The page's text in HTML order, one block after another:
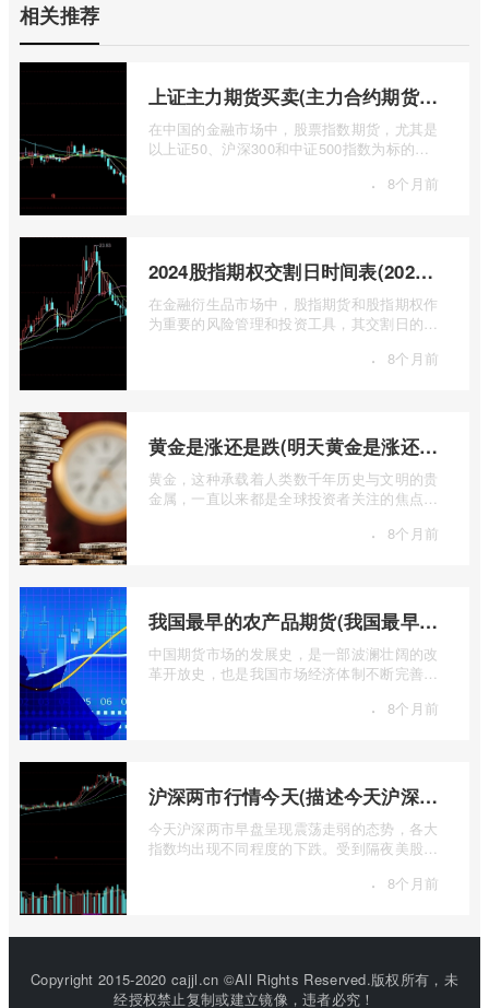
相关推荐
上证主力期货买卖(主力合约期货市场大盘)
在中国的金融市场中，股票指数期货，尤其是
以上证50、沪深300和中证500指数为标的的
· 8个月前
2024股指期权交割日时间表(2024股指期货交割日)
在金融衍生品市场中，股指期货和股指期权作
为重要的风险管理和投资工具，其交割日的设
· 8个月前
黄金是涨还是跌(明天黄金是涨还是跌)
黄金，这种承载着人类数千年历史与文明的贵
金属，一直以来都是全球投资者关注的焦点。
· 8个月前
我国最早的农产品期货(我国最早的农产品期货交易合约的品种是)
中国期货市场的发展史，是一部波澜壮阔的改
革开放史，也是我国市场经济体制不断完善的
· 8个月前
沪深两市行情今天(描述今天沪深两市早盘交易情况)
今天沪深两市早盘呈现震荡走弱的态势，各大
指数均出现不同程度的下跌。受到隔夜美股下
· 8个月前
Copyright 2015-2020 cajjl.cn ©All Rights Reserved.版权所有，未
经授权禁止复制或建立镜像，违者必究！